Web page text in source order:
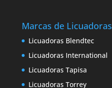
Marcas de Licuadoras
Licuadoras Blendtec
Licuadoras International
Licuadoras Tapisa
Licuadoras Torrey